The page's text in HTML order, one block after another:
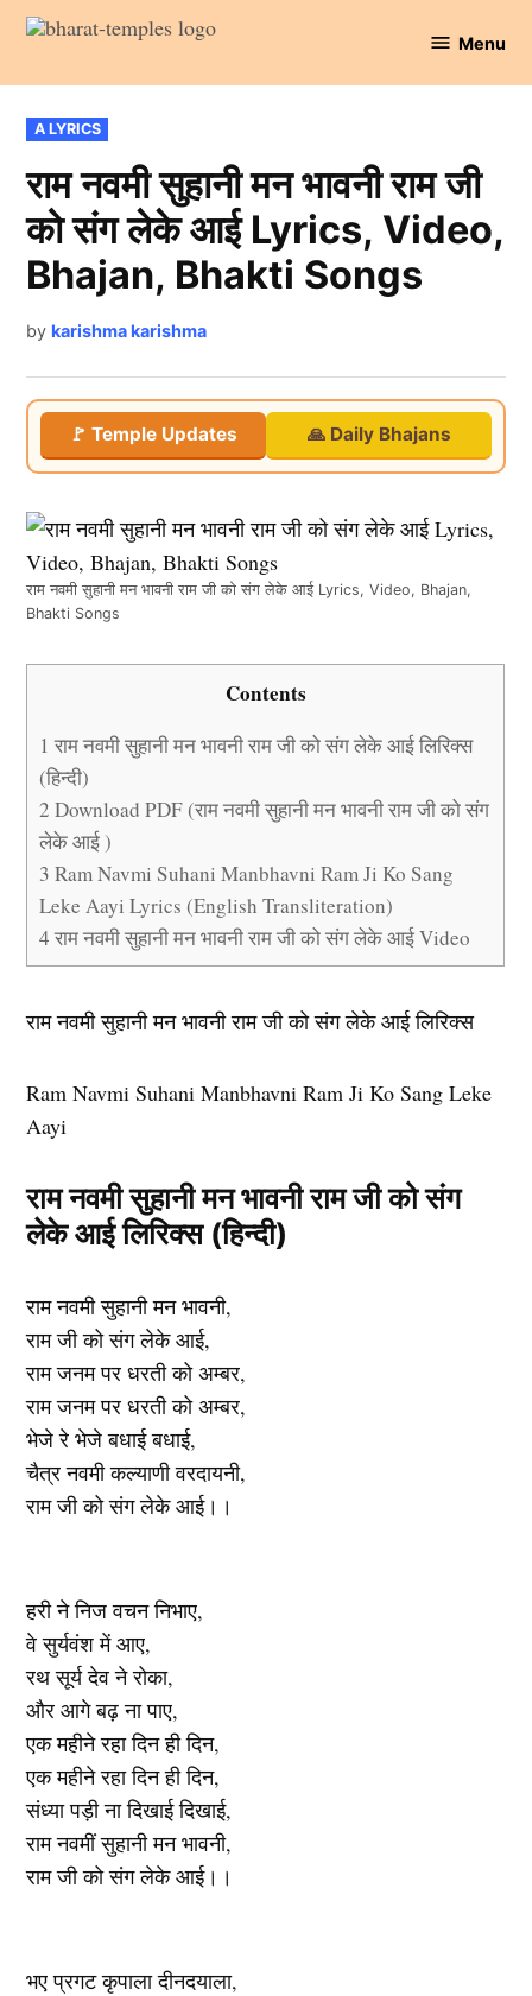
Skip
content
Temples
Menu
POSTED
IN
A LYRICS
राम नवमी सुहानी मन भावनी राम जी
को संग लेके आई Lyrics, Video,
Bhajan, Bhakti Songs
by karishma karishma
🚩 Temple Updates 🙏 Daily Bhajans
राम नवमी सुहानी मन भावनी राम जी को संग लेके आई Lyrics, Video, Bhajan,
Bhakti Songs
Contents
1 राम नवमी सुहानी मन भावनी राम जी को संग लेके आई लिरिक्स
(हिन्दी)
2 Download PDF (राम नवमी सुहानी मन भावनी राम जी को संग
लेके आई )
3 Ram Navmi Suhani Manbhavni Ram Ji Ko Sang
Leke Aayi Lyrics (English Transliteration)
4 राम नवमी सुहानी मन भावनी राम जी को संग लेके आई Video
राम नवमी सुहानी मन भावनी राम जी को संग लेके आई लिरिक्स
Ram Navmi Suhani Manbhavni Ram Ji Ko Sang Leke
Aayi
राम नवमी सुहानी मन भावनी राम जी को संग
लेके आई लिरिक्स (हिन्दी)
राम नवमी सुहानी मन भावनी,
राम जी को संग लेके आई,
राम जनम पर धरती को अम्बर,
राम जनम पर धरती को अम्बर,
भेजे रे भेजे बधाई बधाई,
चैत्र नवमी कल्याणी वरदायनी,
राम जी को संग लेके आई।।
हरी ने निज वचन निभाए,
वे सुर्यवंश में आए,
रथ सूर्य देव ने रोका,
और आगे बढ़ ना पाए,
एक महीने रहा दिन ही दिन,
एक महीने रहा दिन ही दिन,
संध्या पड़ी ना दिखाई दिखाई,
राम नवमीं सुहानी मन भावनी,
राम जी को संग लेके आई।।
भए प्रगट कृपाला दीनदयाला,